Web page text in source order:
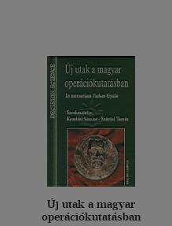
Új utak a magyar
operációkutatásban